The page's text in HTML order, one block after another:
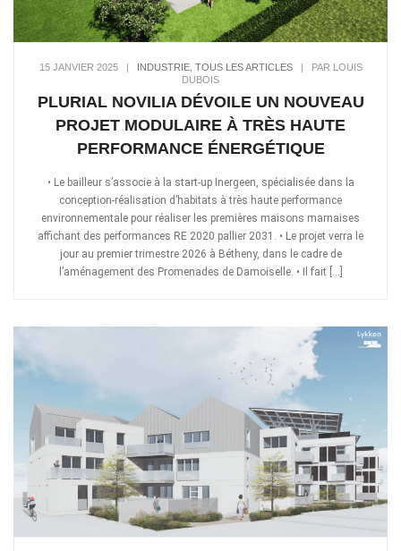
15 JANVIER 2025| INDUSTRIE, TOUS LES ARTICLES|
PAR LOUIS
DUBOIS
PLURIAL NOVILIA DÉVOILE UN NOUVEAU
PROJET MODULAIRE À TRÈS HAUTE
PERFORMANCE ÉNERGÉTIQUE
• Le bailleur s’associe à la start-up Inergeen, spécialisée dans la
conception-réalisation d’habitats à très haute performance
environnementale pour réaliser les premières maisons marnaises
affichant des performances RE 2020 pallier 2031. • Le projet verra le
jour au premier trimestre 2026 à Bétheny, dans le cadre de
l’aménagement des Promenades de Damoiselle. • Il fait […]